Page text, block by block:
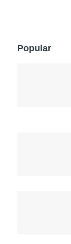
Popular